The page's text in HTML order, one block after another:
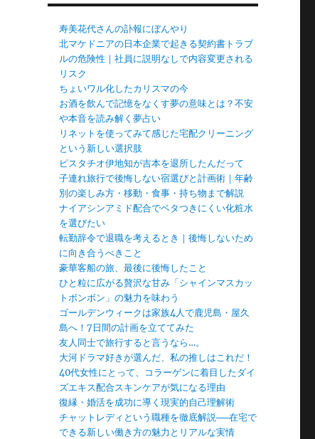
寿美花代さんの訃報にぼんやり
北マケドニアの日本企業で起きる契約書トラブ
ルの危険性｜社員に説明なしで内容変更される
リスク
ちょいワル化したカリスマの今
お酒を飲んで記憶をなくす夢の意味とは？不安
や本音を読み解く夢占い
リネットを使ってみて感じた宅配クリーニング
という新しい選択肢
ピスタチオ伊地知が吉本を退所したんだって
子連れ旅行で後悔しない宿選びと計画術｜年齢
別の楽しみ方・移動・食事・持ち物まで解説
ナイアシンアミド配合でベタつきにくい化粧水
を選びたい
転勤辞令で退職を考えるとき｜後悔しないため
に向き合うべきこと
豪華客船の旅、最後に後悔したこと
ひと粒に広がる贅沢な甘み「シャインマスカッ
トボンボン」の魅力を味わう
ゴールデンウィークは家族4人で鹿児島・屋久
島へ！7日間の計画を立ててみた
友人同士で旅行すると言うなら…。
大河ドラマ好きが選んだ、私の推しはこれだ！
40代女性にとって、コラーゲンに着目したダイ
ズエキス配合スキンケアが気になる理由
復縁・婚活を成功に導く現実的自己理解術
チャットレディという職種を徹底解説──在宅で
できる新しい働き方の魅力とリアルな実情